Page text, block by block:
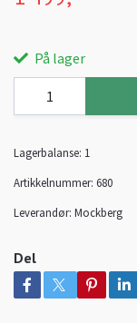
På lager
Lagerbalanse: 1
Artikkelnummer: 680
Leverandør: Mockberg
Del